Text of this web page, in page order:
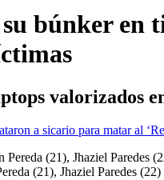
su búnker
valorizados
a sicario para matar al
(21), Jhaziel Paredes